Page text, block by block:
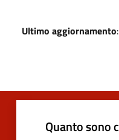
Ultimo aggiornamento
Quanto sono